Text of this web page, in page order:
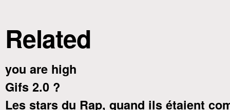
Related
you are high
Gifs 2.0 ?
Les stars du Rap, quand ils étaient